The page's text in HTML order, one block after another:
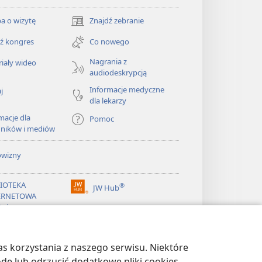
korzystania z naszego serwisu. Niektóre
o wizytę Znajdź zebranie
(opens
new
window)
kongres
Co nowego
wideo
Nagrania z
audiodeskrypcją
Informacje medyczne
dla lekarzy
dla
i mediów
Pomoc
JW Hub®
(opens
new